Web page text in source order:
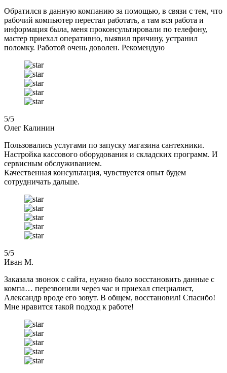
Обратился в данную компанию за помощью, в связи с тем, что
рабочий компьютер перестал работать, а там вся работа и
информация была, меня проконсультировали по телефону,
мастер приехал оперативно, выявил причину, устранил
поломку. Работой очень доволен. Рекомендую
5/5
Олег Калинин
Пользовались услугами по запуску магазина сантехники.
Настройка кассового оборудования и складских программ. И
сервисным обслуживанием.
Качественная консультация, чувствуется опыт будем
сотрудничать дальше.
5/5
Иван М.
Заказала звонок с сайта, нужно было восстановить данные с
компа… перезвонили через час и приехал специалист,
Александр вроде его зовут. В общем, восстановил! Спасибо!
Мне нравится такой подход к работе!